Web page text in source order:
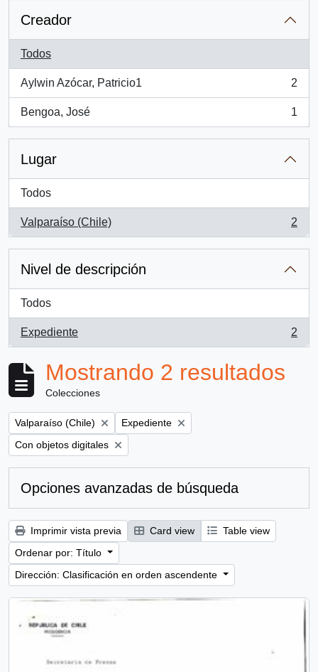
Creador
Todos
Aylwin Azócar, Patricio1
, 2 resultados
2
Bengoa, José
, 1 resultados
1
Lugar
Todos
Valparaíso (Chile)
, 2 resultados
2
Nivel de descripción
Todos
Expediente
, 2 resultados
2
Mostrando 2 resultados
Colecciones
Remove filter:
Valparaíso (Chile) Remove filter:
Expediente
Remove filter:
Con objetos digitales
Opciones avanzadas de búsqueda
Imprimir vista previa Card view
Table view
Ordenar por: Título
Dirección: Clasificación en orden ascendente